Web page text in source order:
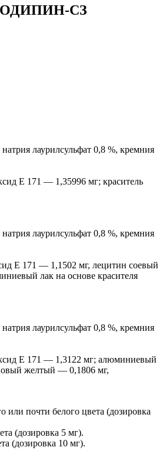
СЗ
лаурилсульфат 0,8 %, кремния
Е 171 — 1,35996 мг; краситель
лаурилсульфат 0,8 %, кремния
Е 171 — 1,1502 мг, лецитин соевый
лак на основе красителя
лаурилсульфат 0,8 %, кремния
Е 171 — 1,3122 мг; алюминиевый
желтый — 0,1806 мг,
или почти белого цвета (дозировка
(дозировка 5 мг).
(дозировка 10 мг).